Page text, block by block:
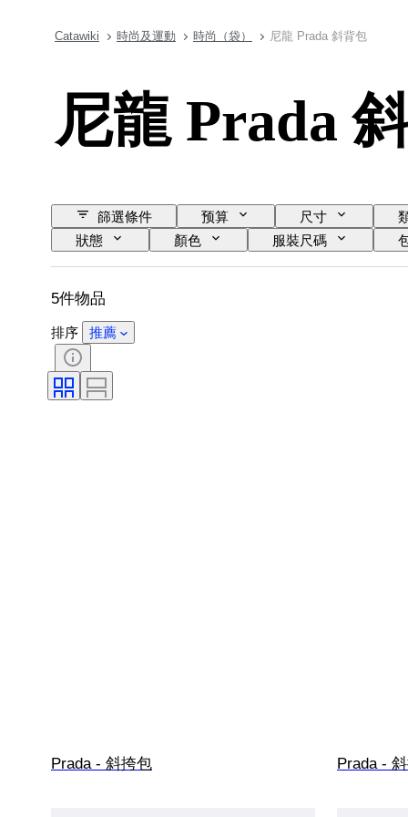
Catawiki 時尚及運動 時尚（袋） 尼龍 Prada 斜背包
尼龍 Prada
篩選條件 预算 尺寸
狀態
顏色 服裝尺碼
5件物品
排序 推薦
Prada - 斜挎包 Prada -